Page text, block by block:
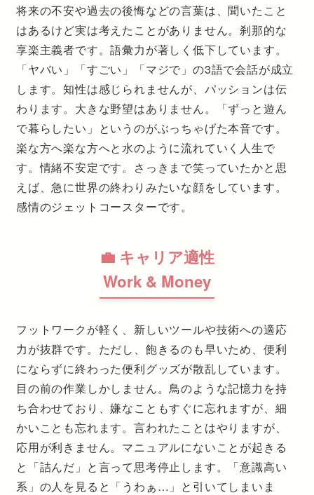
将来の不安や過去の後悔などの言葉は、聞いたこと
はあるけど実は考えたことがありません。刹那的な
享楽主義者です。語彙力が著しく低下しています。
「ヤバい」「すごい」「マジで」の3語で会話が成立
します。知性は感じられませんが、パッションは伝
わります。大きな野望はありません。「ずっと遊ん
で暮らしたい」というのがぶっちゃげた本音です。
楽な方へ楽な方へと水のように流れていく人生で
す。情緒不安定です。さっきまで笑っていたかと思
えば、急に世界の終わりみたいな顔をしています。
感情のジェットコースターです。
💼 キャリア適性
Work & Money
フットワークが軽く、新しいツールや技術への適応
力が抜群です。ただし、飽きるのも早いため、便利
にならずに終わった便利グッズが散乱しています。
目の前の作業しかしません。鳥のような記憶力を持
ち合わせており、嫌なこともすぐに忘れますが、細
かいことも忘れます。言われたことはやりますが、
応用が利きません。マニュアルにないことが起きる
と「詰んだ」と言って思考停止します。「意識高い
系」の人を見ると「うわぁ…」と引いてしまいま